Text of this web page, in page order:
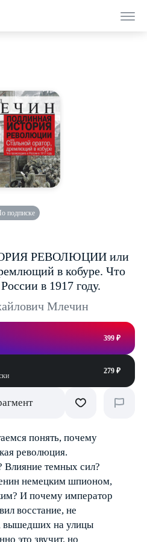
подписке
РЕВОЛЮЦИИ или
в кобуре. Что
в 1917 году.
Млечин
399 ₽
279 ₽
понять, почему
революция.
Влияние темных сил?
немецким шпионом,
И почему император
восстание, не
вышедших на улицы
это звучит, но